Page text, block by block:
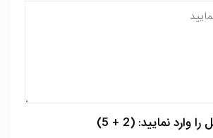
نمایید: (2 + 5)